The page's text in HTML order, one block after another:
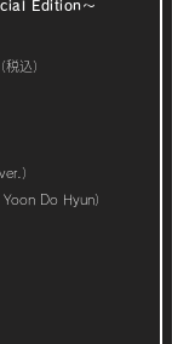
Edition～
込）
）
Do Hyun）